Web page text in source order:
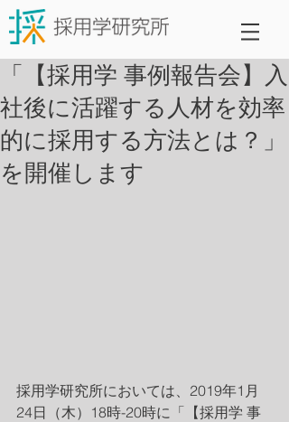
「【採用学 事例報告会】入
社後に活躍する人材を効率
的に採用する方法とは？」
を開催します
採用学研究所においては、2019年1月
24日（木）18時-20時に「【採用学 事